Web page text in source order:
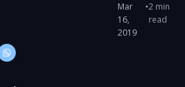
Mar
16,
2019
•2 min
read